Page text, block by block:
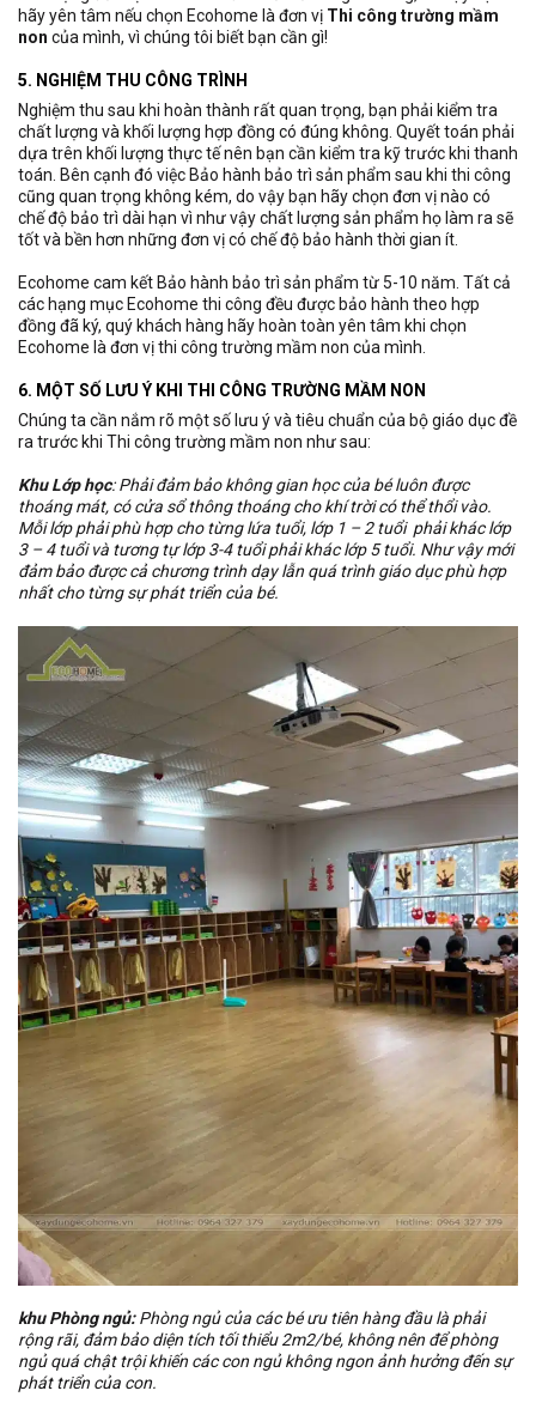
hãy yên tâm nếu chọn Ecohome là đơn vị Thi công trường mầm
non của mình, vì chúng tôi biết bạn cần gì!
5. NGHIỆM THU CÔNG TRÌNH
Nghiệm thu sau khi hoàn thành rất quan trọng, bạn phải kiểm tra
chất lượng và khối lượng hợp đồng có đúng không. Quyết toán phải
dựa trên khối lượng thực tế nên bạn cần kiểm tra kỹ trước khi thanh
toán. Bên cạnh đó việc Bảo hành bảo trì sản phẩm sau khi thi công
cũng quan trọng không kém, do vậy bạn hãy chọn đơn vị nào có
chế độ bảo trì dài hạn vì như vậy chất lượng sản phẩm họ làm ra sẽ
tốt và bền hơn những đơn vị có chế độ bảo hành thời gian ít.
Ecohome cam kết Bảo hành bảo trì sản phẩm từ 5-10 năm. Tất cả
các hạng mục Ecohome thi công đều được bảo hành theo hợp
đồng đã ký, quý khách hàng hãy hoàn toàn yên tâm khi chọn
Ecohome là đơn vị thi công trường mầm non của mình.
6. MỘT SỐ LƯU Ý KHI THI CÔNG TRƯỜNG MẦM NON
Chúng ta cần nắm rõ một số lưu ý và tiêu chuẩn của bộ giáo dục đề
ra trước khi Thi công trường mầm non như sau:
Khu Lớp học: Phải đảm bảo không gian học của bé luôn được
thoáng mát, có cửa sổ thông thoáng cho khí trời có thể thổi vào.
Mỗi lớp phải phù hợp cho từng lứa tuổi, lớp 1 – 2 tuổi phải khác lớp
3 – 4 tuổi và tương tự lớp 3-4 tuổi phải khác lớp 5 tuổi. Như vậy mới
đảm bảo được cả chương trình dạy lẫn quá trình giáo dục phù hợp
nhất cho từng sự phát triển của bé.
khu Phòng ngủ:Phòng ngủ của các bé ưu tiên hàng đầu là phải
rộng rãi, đảm bảo diện tích tối thiểu 2m2/bé, không nên để phòng
ngủ quá chật trội khiến các con ngủ không ngon ảnh hưởng đến sự
phát triển của con.